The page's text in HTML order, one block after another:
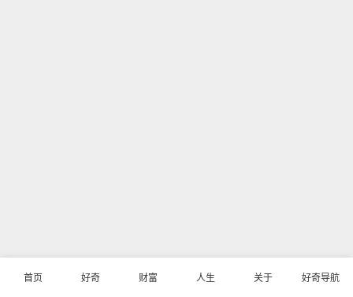
首页 好奇 财富 人生 关于 好奇导航